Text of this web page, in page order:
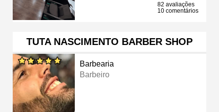
82 avaliações
10 comentários
TUTA NASCIMENTO BARBER SHOP
Barbearia
Barbeiro